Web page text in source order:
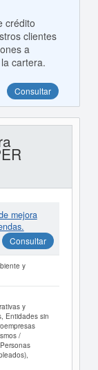
crédito
clientes
a
cartera.
Consultar
mejora
Consultar
y
y
Entidades sin
/